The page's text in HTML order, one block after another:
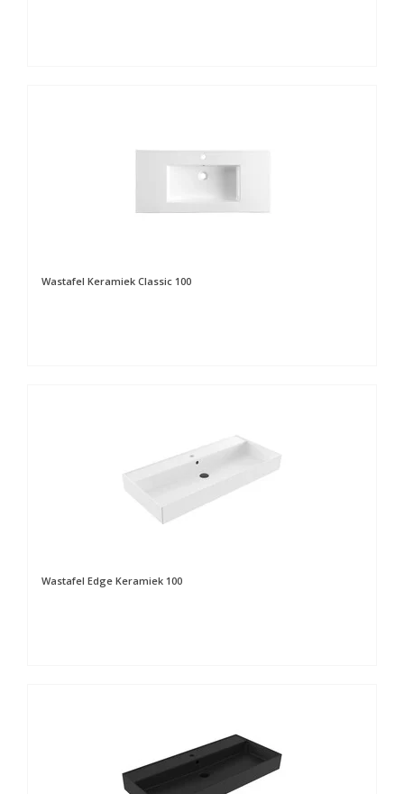
Wastafel Keramiek Classic 100
Wastafel Edge Keramiek 100